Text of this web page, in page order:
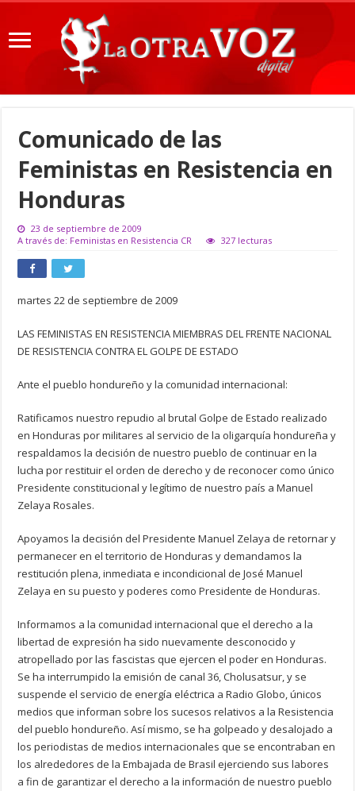
Comunicado de las
Feministas en Resistencia en
Honduras
23 de septiembre de 2009
A través de: Feministas en Resistencia CR
327 lecturas
martes 22 de septiembre de 2009
LAS FEMINISTAS EN RESISTENCIA MIEMBRAS DEL FRENTE NACIONAL
DE RESISTENCIA CONTRA EL GOLPE DE ESTADO
Ante el pueblo hondureño y la comunidad internacional:
Ratificamos nuestro repudio al brutal Golpe de Estado realizado
en Honduras por militares al servicio de la oligarquía hondureña y
respaldamos la decisión de nuestro pueblo de continuar en la
lucha por restituir el orden de derecho y de reconocer como único
Presidente constitucional y legítimo de nuestro país a Manuel
Zelaya Rosales.
Apoyamos la decisión del Presidente Manuel Zelaya de retornar y
permanecer en el territorio de Honduras y demandamos la
restitución plena, inmediata e incondicional de José Manuel
Zelaya en su puesto y poderes como Presidente de Honduras.
Informamos a la comunidad internacional que el derecho a la
libertad de expresión ha sido nuevamente desconocido y
atropellado por las fascistas que ejercen el poder en Honduras.
Se ha interrumpido la emisión de canal 36, Cholusatsur, y se
suspende el servicio de energía eléctrica a Radio Globo, únicos
medios que informan sobre los sucesos relativos a la Resistencia
del pueblo hondureño. Así mismo, se ha golpeado y desalojado a
los periodistas de medios internacionales que se encontraban en
los alrededores de la Embajada de Brasil ejerciendo sus labores
a fin de garantizar el derecho a la información de nuestro pueblo